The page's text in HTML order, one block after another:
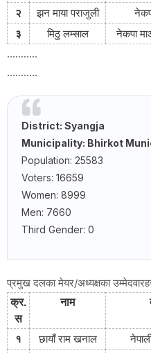
२
झन माया पराजुली
३
मिठु लम्साल नेकपा
...........
...........
District: Syangja
Municipality: Bhirkot
Population: 25583
Voters: 16659
Women: 8999
Men: 7660
Third Gender: 0
प्रमुख दलका मेयर/अध्यक्षका
क्र.
स
नाम
१ छायाँ राम खनाल